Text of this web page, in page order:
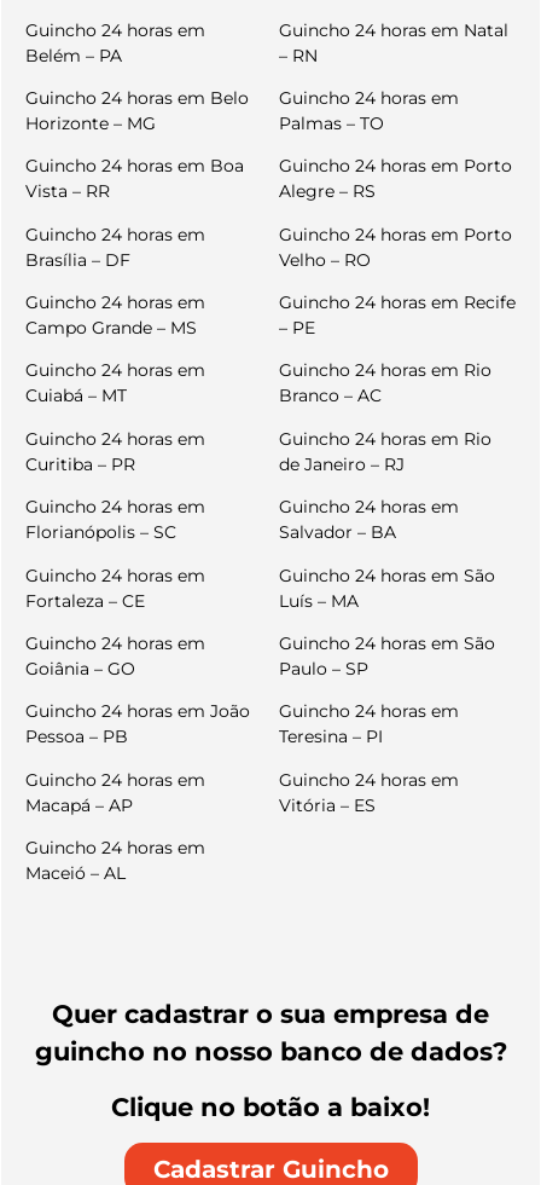
Guincho 24 horas em
Belém – PA
Guincho 24 horas em Belo
Horizonte – MG
Guincho 24 horas em Boa
Vista – RR
Guincho 24 horas em
Brasília – DF
Guincho 24 horas em
Campo Grande – MS
Guincho 24 horas em
Cuiabá – MT
Guincho 24 horas em
Curitiba – PR
Guincho 24 horas em
Florianópolis – SC
Guincho 24 horas em
Fortaleza – CE
Guincho 24 horas em
Goiânia – GO
Guincho 24 horas em João
Pessoa – PB
Guincho 24 horas em
Macapá – AP
Guincho 24 horas em
Maceió – AL
Guincho 24 horas em Natal
– RN
Guincho 24 horas em
Palmas – TO
Guincho 24 horas em Porto
Alegre – RS
Guincho 24 horas em Porto
Velho – RO
Guincho 24 horas em Recife
– PE
Guincho 24 horas em Rio
Branco – AC
Guincho 24 horas em Rio
de Janeiro – RJ
Guincho 24 horas em
Salvador – BA
Guincho 24 horas em São
Luís – MA
Guincho 24 horas em São
Paulo – SP
Guincho 24 horas em
Teresina – PI
Guincho 24 horas em
Vitória – ES
Quer cadastrar o sua empresa de
guincho no nosso banco de dados?
Clique no botão a baixo!
Cadastrar Guincho